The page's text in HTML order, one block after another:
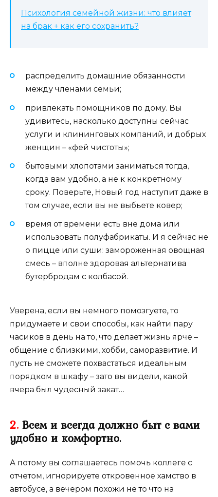
Психология семейной жизни: что влияет
на брак + как его сохранить?
распределить домашние обязанности
между членами семьи;
привлекать помощников по дому. Вы
удивитесь, насколько доступны сейчас
услуги и клининговых компаний, и добрых
женщин – «фей чистоты»;
бытовыми хлопотами заниматься тогда,
когда вам удобно, а не к конкретному
сроку. Поверьте, Новый год наступит даже в
том случае, если вы не выбьете ковер;
время от времени есть вне дома или
использовать полуфабрикаты. И я сейчас не
о пицце или суши: замороженная овощная
смесь – вполне здоровая альтернатива
бутербродам с колбасой.
Уверена, если вы немного помозгуете, то
придумаете и свои способы, как найти пару
часиков в день на то, что делает жизнь ярче –
общение с близкими, хобби, саморазвитие. И
пусть не сможете похвастаться идеальным
порядком в шкафу – зато вы видели, какой
вчера был чудесный закат…
2. Всем и всегда должно быт с вами
удобно и комфортно.
А потому вы соглашаетесь помочь коллеге с
отчетом, игнорируете откровенное хамство в
автобусе, а вечером похожи не то что на